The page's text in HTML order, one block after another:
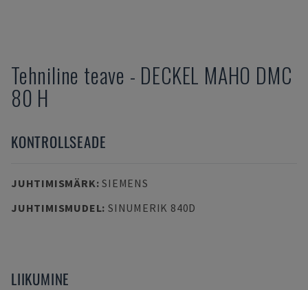
Tehniline teave - DECKEL MAHO DMC
80 H
KONTROLLSEADE
JUHTIMISMÄRK:SIEMENS
JUHTIMISMUDEL: SINUMERIK 840D
LIIKUMINE